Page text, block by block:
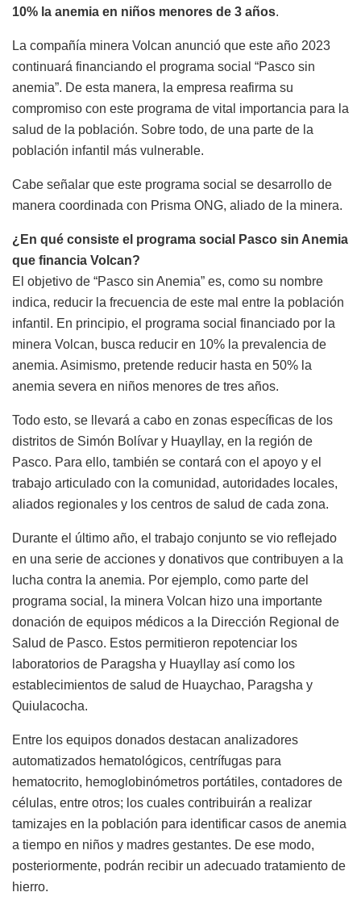
10% la anemia en niños menores de 3 años.
La compañía minera Volcan anunció que este año 2023
continuará financiando el programa social “Pasco sin
anemia”. De esta manera, la empresa reafirma su
compromiso con este programa de vital importancia para la
salud de la población. Sobre todo, de una parte de la
población infantil más vulnerable.
Cabe señalar que este programa social se desarrollo de
manera coordinada con Prisma ONG, aliado de la minera.
¿En qué consiste el programa social Pasco sin Anemia
que financia Volcan?
El objetivo de “Pasco sin Anemia” es, como su nombre
indica, reducir la frecuencia de este mal entre la población
infantil. En principio, el programa social financiado por la
minera Volcan, busca reducir en 10% la prevalencia de
anemia. Asimismo, pretende reducir hasta en 50% la
anemia severa en niños menores de tres años.
Todo esto, se llevará a cabo en zonas específicas de los
distritos de Simón Bolívar y Huayllay, en la región de
Pasco. Para ello, también se contará con el apoyo y el
trabajo articulado con la comunidad, autoridades locales,
aliados regionales y los centros de salud de cada zona.
Durante el último año, el trabajo conjunto se vio reflejado
en una serie de acciones y donativos que contribuyen a la
lucha contra la anemia. Por ejemplo, como parte del
programa social, la minera Volcan hizo una importante
donación de equipos médicos a la Dirección Regional de
Salud de Pasco. Estos permitieron repotenciar los
laboratorios de Paragsha y Huayllay así como los
establecimientos de salud de Huaychao, Paragsha y
Quiulacocha.
Entre los equipos donados destacan analizadores
automatizados hematológicos, centrífugas para
hematocrito, hemoglobinómetros portátiles, contadores de
células, entre otros; los cuales contribuirán a realizar
tamizajes en la población para identificar casos de anemia
a tiempo en niños y madres gestantes. De ese modo,
posteriormente, podrán recibir un adecuado tratamiento de
hierro.